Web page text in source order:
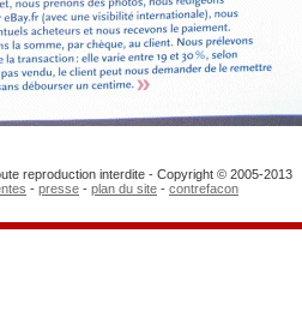
reproduction interdite - Copyright © 2005-2013
- presse - plan du site - contrefacon